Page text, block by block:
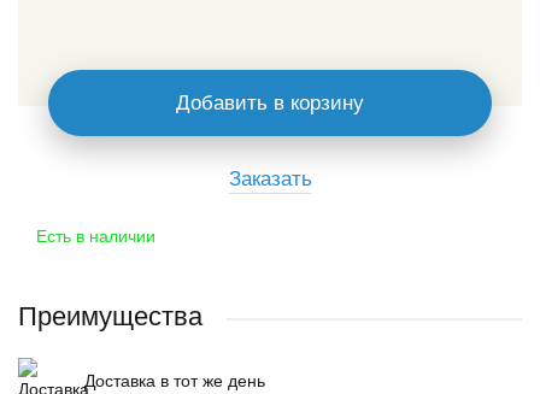
Есть в наличии
Добавить в корзину
Заказать
Преимущества
Доставка в тот же день